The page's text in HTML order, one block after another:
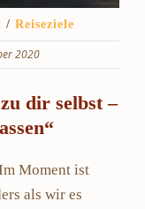
/Reiseziele
2020
dir selbst –
Moment ist
als wir es